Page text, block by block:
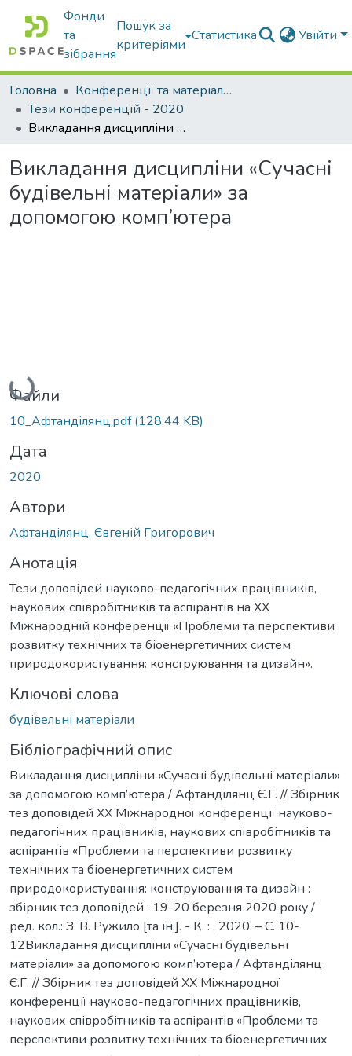
Фонди
та
зібрання
Пошук за
критеріями
Статистика Увійти
Головна
Конференції та матеріали конференцій
Тези конференцій - 2020
Викладання дисципліни «Сучасні будівельні матеріали» за допомогою комп’ютера
Викладання дисципліни «Сучасні
будівельні матеріали» за
допомогою комп’ютера
Вантажиться...
Файли
10_Афтанділянц.pdf(128,44 KB)
Дата
2020
Автори
Афтанділянц, Євгеній Григорович
Анотація
Тези доповідей науково-педагогічних працівників,
наукових співробітників та аспірантів на XX
Міжнародній конференції «Проблеми та перспективи
розвитку технічних та біоенергетичних систем
природокористування: конструювання та дизайн».
Ключові слова
будівельні матеріали
Бібліографічний опис
Викладання дисципліни «Сучасні будівельні матеріали»
за допомогою комп’ютера / Афтанділянц Є.Г. // Збірник
тез доповідей ХX Міжнародної конференції науково-
педагогічних працівників, наукових співробітників та
аспірантів «Проблеми та перспективи розвитку
технічних та біоенергетичних систем
природокористування: конструювання та дизайн :
збірник тез доповідей : 19-20 березня 2020 року /
ред. кол.: З. В. Ружило [та ін.]. - К. : , 2020. – С. 10-
12Викладання дисципліни «Сучасні будівельні
матеріали» за допомогою комп’ютера / Афтанділянц
Є.Г. // Збірник тез доповідей ХX Міжнародної
конференції науково-педагогічних працівників,
наукових співробітників та аспірантів «Проблеми та
перспективи розвитку технічних та біоенергетичних